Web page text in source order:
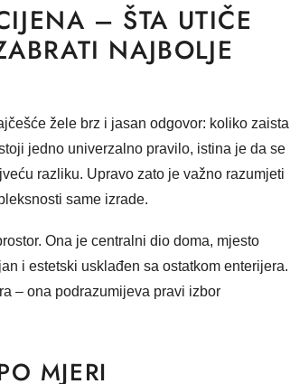
– ŠTA UTIČE
NAJBOLJE
žele brz i jasan odgovor: koliko zaista
jedno univerzalno pravilo, istina je da se
razliku. Upravo zato je važno razumjeti
same izrade.
Ona je centralni dio doma, mjesto
i estetski usklađen sa ostatkom enterijera.
– ona podrazumijeva pravi izbor
MJERI